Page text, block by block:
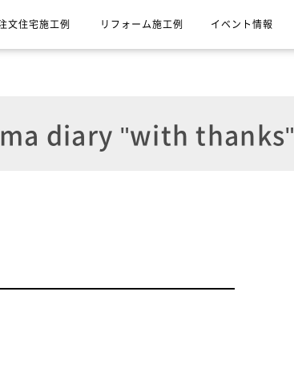
文住宅施工例 リフォーム施工例 イベント情報
diary "with thanks"